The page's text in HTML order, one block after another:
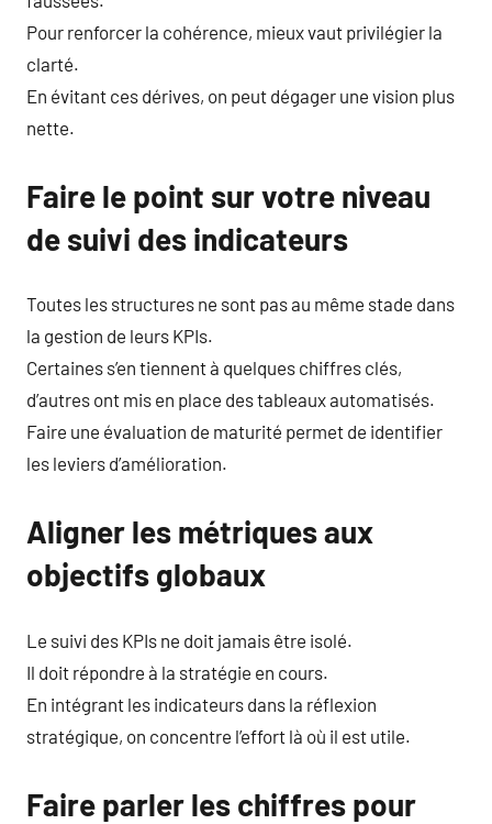
Pour renforcer la cohérence, mieux vaut privilégier la
clarté.
En évitant ces dérives, on peut dégager une vision plus
nette.
Faire le point sur votre niveau
de suivi des indicateurs
Toutes les structures ne sont pas au même stade dans
la gestion de leurs KPIs.
Certaines s’en tiennent à quelques chiffres clés,
d’autres ont mis en place des tableaux automatisés.
Faire une évaluation de maturité permet de identifier
les leviers d’amélioration.
Aligner les métriques aux
objectifs globaux
Le suivi des KPIs ne doit jamais être isolé.
Il doit répondre à la stratégie en cours.
En intégrant les indicateurs dans la réflexion
stratégique, on concentre l’effort là où il est utile.
Faire parler les chiffres pour